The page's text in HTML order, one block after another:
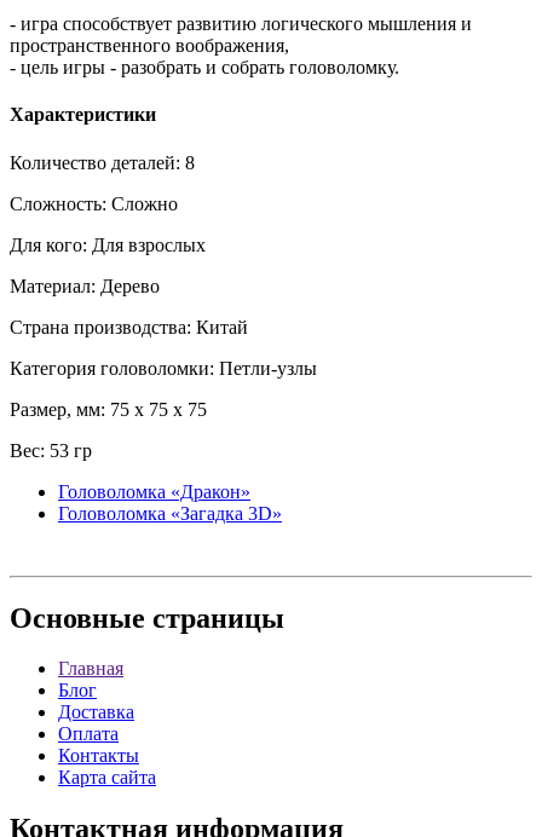
- игра способствует развитию логического мышления и
пространственного воображения,
- цель игры - разобрать и собрать головоломку.
Характеристики
Количество деталей: 8
Сложность: Сложно
Для кого: Для взрослых
Материал: Дерево
Страна производства: Китай
Категория головоломки: Петли-узлы
Размер, мм: 75 x 75 x 75
Вес: 53 гр
Головоломка «Дракон»
Головоломка «Загадка 3D»
Основные страницы
Главная
Блог
Доставка
Оплата
Контакты
Карта сайта
Контактная информация